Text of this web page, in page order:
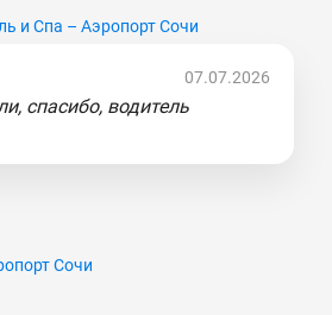
и Спа – Аэропорт Сочи
07.07.2026
спасибо, водитель
Сочи